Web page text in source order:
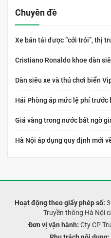
Chuyên đề
Xe bán tải được “cởi trói”, thị
Cristiano Ronaldo khoe dàn
Dàn siêu xe và thú chơi biển
Hải Phòng áp mức lệ phí trước
Giá vàng trong nước bất ngờ
Hà Nội áp dụng quy định mới
Hoạt động theo giấy phép số:
Truyền thông Hà Nội
Đơn vị vận hành: Cty CP